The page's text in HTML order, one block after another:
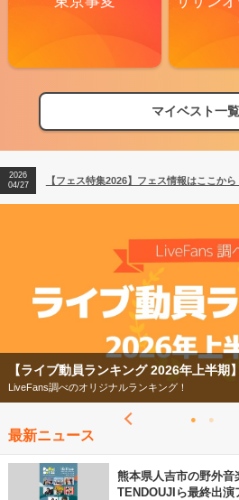
マイベスト一
【フェス特集2026】フェス情報はここから
【ライブ動員ランキング】2026年上半期編
2026
04/27
【フェス特集2026】フェス情報はここから
2026
半期】 【フ
最新ニュース
熊本県人吉市の野外音
TENDOUJIら最終出